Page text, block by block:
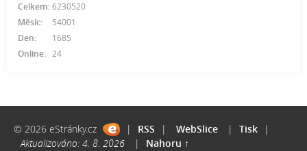
Online: 24
Celkem: 6230520
Měsíc:
54001
Den:
1685
© 2026 eStránky.cz | RSS | WebSlice | Tisk
|
Aktualizováno: 4. 8. 2026
| Nahoru ↑